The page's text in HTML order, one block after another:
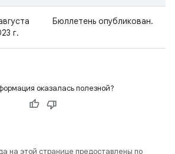
г.
Бюллетень опубликован.
оказалась полезной?
на этой странице предоставлены по